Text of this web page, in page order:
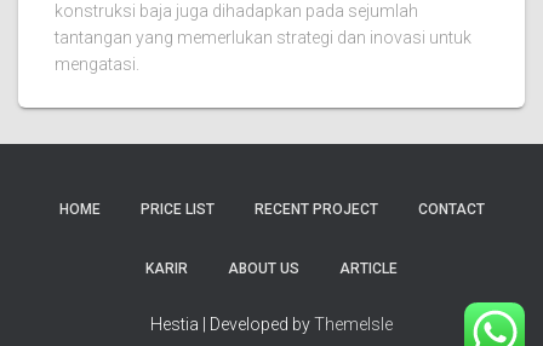
konstruksi baja juga dihadapkan pada sejumlah
tantangan yang memerlukan strategi dan inovasi untuk
mengatasi.
HOME PRICE LIST RECENT PROJECT CONTACT
KARIR ABOUT US ARTICLE
Hestia | Developed byThemeIsle